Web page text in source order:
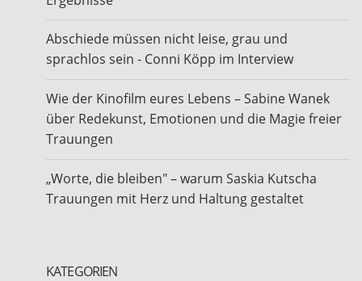
Abschiede müssen nicht leise, grau und
sprachlos sein - Conni Köpp im Interview
Wie der Kinofilm eures Lebens – Sabine Wanek
über Redekunst, Emotionen und die Magie freier
Trauungen
„Worte, die bleiben" – warum Saskia Kutscha
Trauungen mit Herz und Haltung gestaltet
KATEGORIEN